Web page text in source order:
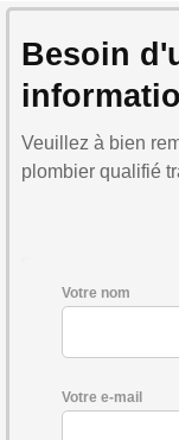
Besoin
Veuillez à bien
plombier qualifié
Votre nom
Votre e-mail